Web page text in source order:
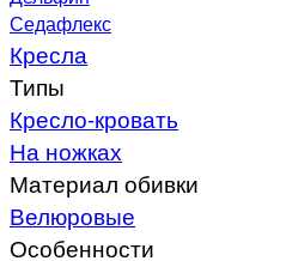
Седафлекс
Кресла
Типы
Кресло-кровать
На ножках
Материал обивки
Велюровые
Особенности